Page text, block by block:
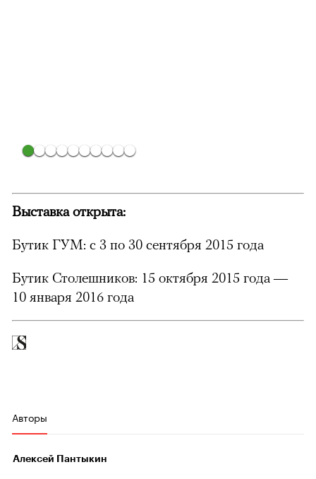
Выставка открыта:
Бутик ГУМ: с 3 по 30 cентября 2015 года
Бутик Столешников: 15 октября 2015 года —
10 января 2016 года
Авторы
Алексей Пантыкин